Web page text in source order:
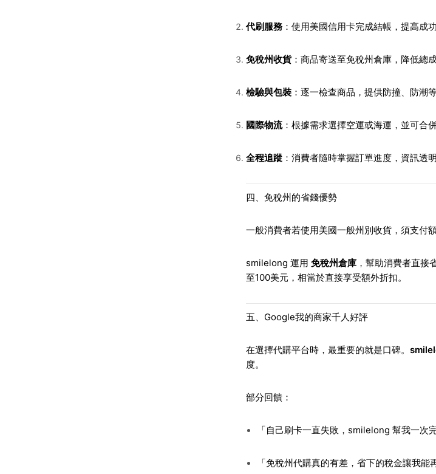
代刷服務：使用美國信用卡完成結帳，提高成功
免稅州收貨：商品寄送至免稅州倉庫，降低總成
檢驗與包裝：逐一檢查商品，提供防撞、防潮等
國際物流：根據需求選擇空運或海運，並可合併
全程追蹤：消費者隨時掌握訂單進度，資訊透明
四、免稅州的省錢優勢
一般消費者若使用美國一般州別收貨，須支付
smilelong 運用 免稅州倉庫，幫助消費者直接
至100美元，相當於直接享受額外折扣。
五、Google我的商家千人好評
在選擇代購平台時，最重要的就是口碑。
度。
部分回饋：
「自己刷卡一直失敗，smilelong 幫我一次
「免稅州代購真的有差，省下的稅金讓我能